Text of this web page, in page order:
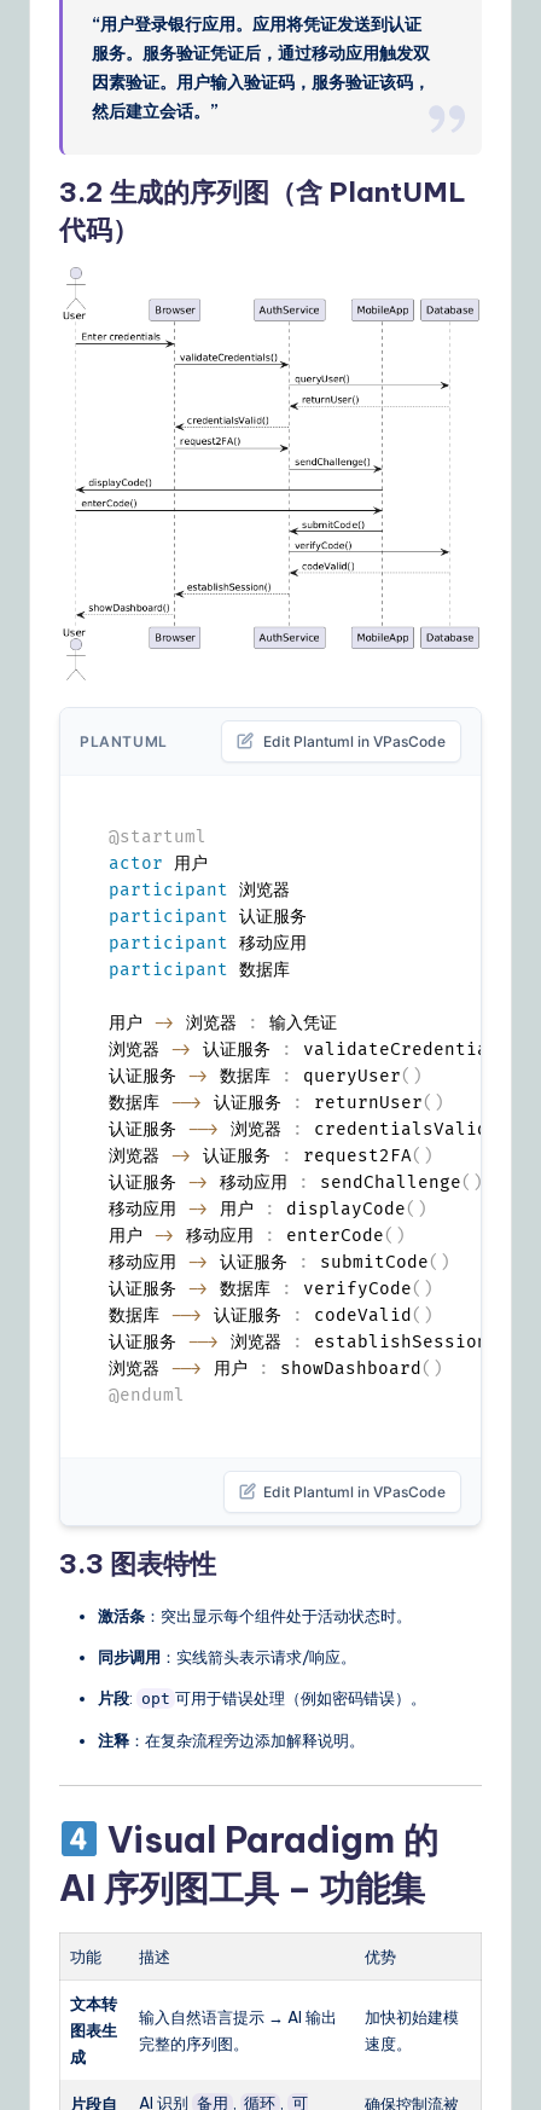
“用户登录银行应用。应用将凭证发送到认证
服务。服务验证凭证后，通过移动应用触发双
因素验证。用户输入验证码，服务验证该码，
然后建立会话。”
3.2 生成的序列图
（含 PlantUML
代码）
PLANTUML Edit Plantuml in VPasCode
@startuml
actor
participant
participant
participant
participant 数据库
用户 -> 浏览器 :
输入凭证
浏览器 -> 认证服务 : validateCredentials
认证服务 -> 数据库 : queryUser( )
数据库 --> 认证服务 : returnUser( )
认证服务 --> 浏览器 : credentialsValid
浏览器 -> 认证服务 : request2FA( )
认证服务 -> 移动应用 : sendChallenge( )
移动应用 -> 用户 : displayCode( )
用户 -> 移动应用 : enterCode( )
移动应用 -> 认证服务 : submitCode( )
认证服务 -> 数据库 : verifyCode( )
数据库 --> 认证服务 : codeValid ( )
认证服务 --> 浏览器 : establishSession
浏览器 --> 用户 : showDashboard ( )
@enduml
Edit Plantuml in VPasCode
3.3 图表特性
激活条 ：突出显示每个组件处于活动状态时。
同步调用 ：实线箭头表示请求/响应。
片段: opt 可用于错误处理（例如密码错误）。
注释 ：在复杂流程旁边添加解释说明。
Visual Paradigm 的
AI 序列图工具 – 功能集
功能 描述 优势
文本转
图表生
成
输入自然语言提示 → AI 输出
完整的序列图。
加快初始建模
速度。
片段自
AI 识别 备用 循环
可
确保控制流被